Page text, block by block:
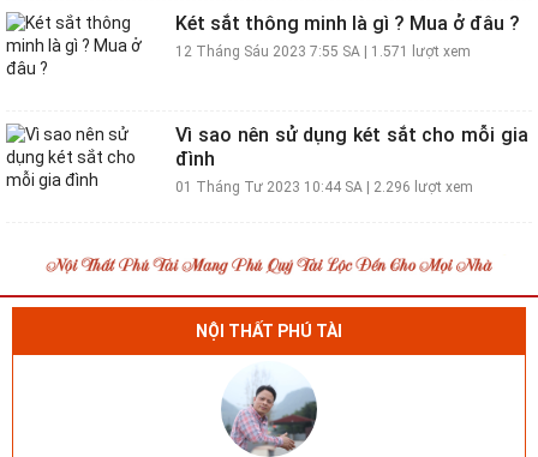
Két sắt thông minh là gì ? Mua ở đâu ?
12 Tháng Sáu 2023 7:55 SA | 1.571 lượt xem
Vì sao nên sử dụng két sắt cho mỗi gia
đình
01 Tháng Tư 2023 10:44 SA | 2.296 lượt xem
NỘI THẤT PHÚ TÀI